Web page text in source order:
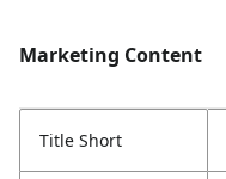
Marketing Content
Title Short